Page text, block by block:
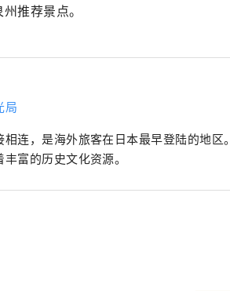
推荐景点。
局
连，是海外旅客在日本最早登陆的地区
富的历史文化资源。